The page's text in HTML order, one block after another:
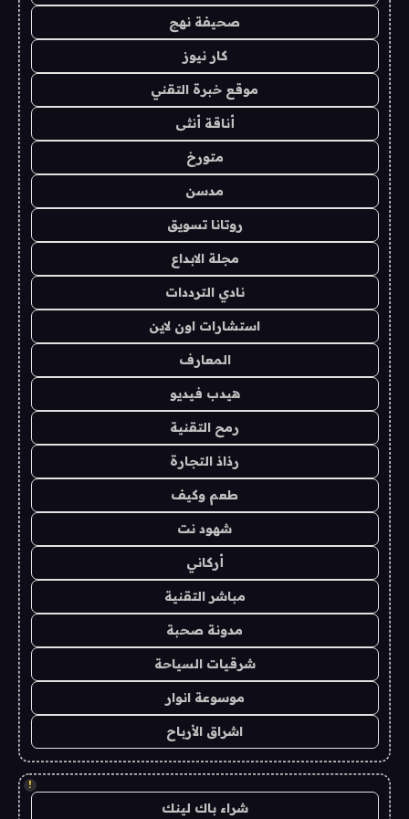
صحيفة نهج
كار نيوز
موقع خبرة التقني
أناقة أنثى
متورخ
مدسن
روتانا تسويق
مجلة الابداع
نادي الترددات
استشارات اون لاين
المعارف
هيدب فيديو
رمح التقنية
رذاذ التجارة
طعم وكيف
شهود نت
أركاني
مباشر التقنية
مدونة صحبة
شرقيات السياحة
موسوعة انوار
اشراق الأرباح
!
شراء باك لينك